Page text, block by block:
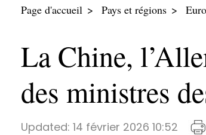
Page d'accueil Pays et régions
La Chine,
des ministres
Updated: 14 février 2026 10:52